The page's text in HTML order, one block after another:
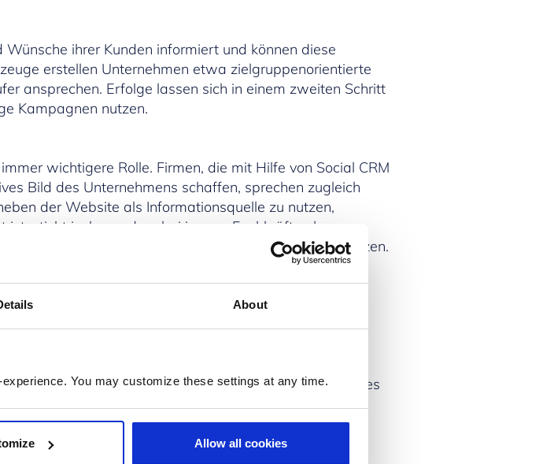
About
You may customize these settings at any time.
Allow all cookies
ihrer Kunden informiert und können diese
erstellen Unternehmen etwa zielgruppenorientierte
ansprechen. Erfolge lassen sich in einem zweiten Schritt
Kampagnen nutzen.
wichtigere Rolle. Firmen, die mit Hilfe von Social CRM
Bild des Unternehmens schaffen, sprechen zugleich
der Website als Informationsquelle zu nutzen,
sticht insbesondere bei jungen Fachkräften hervor.
gezielt für die Personalgewinnung einsetzen.
über Einträge zum eigenen Geschäft als auch zur
Lästiges Suchen oder Scrollen auf Facebook-Seiten
CRM. Durch semantische Analysen lassen sich
ausmachen. Dienstleister können beispielsweise
in sozialen Netzwerken negativ äußern, und ob dies
Möglichkeit, direkt entgegenzusteuern und ad-hoc zu